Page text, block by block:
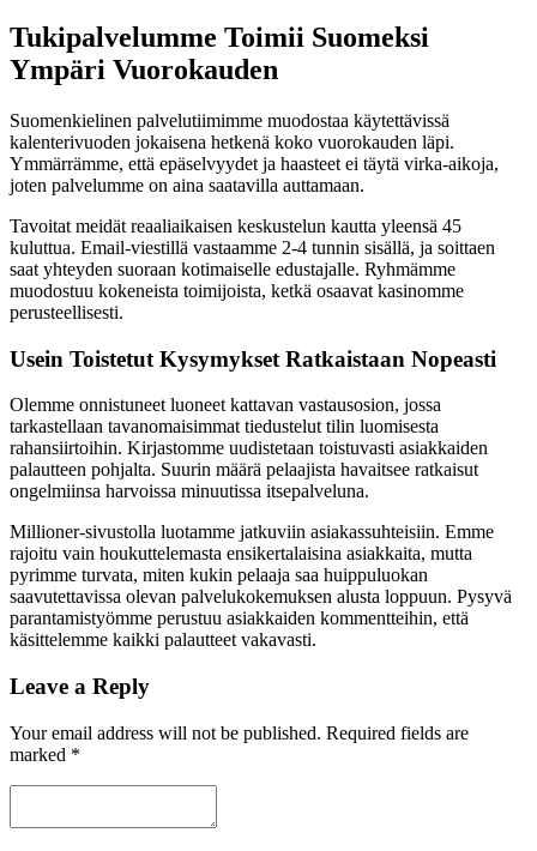
Tukipalvelumme Toimii Suomeksi
Ympäri Vuorokauden
Suomenkielinen palvelutiimimme muodostaa käytettävissä
kalenterivuoden jokaisena hetkenä koko vuorokauden läpi.
Ymmärrämme, että epäselvyydet ja haasteet ei täytä virka-aikoja,
joten palvelumme on aina saatavilla auttamaan.
Tavoitat meidät reaaliaikaisen keskustelun kautta yleensä 45
kuluttua. Email-viestillä vastaamme 2-4 tunnin sisällä, ja soittaen
saat yhteyden suoraan kotimaiselle edustajalle. Ryhmämme
muodostuu kokeneista toimijoista, ketkä osaavat kasinomme
perusteellisesti.
Usein Toistetut Kysymykset Ratkaistaan Nopeasti
Olemme onnistuneet luoneet kattavan vastausosion, jossa
tarkastellaan tavanomaisimmat tiedustelut tilin luomisesta
rahansiirtoihin. Kirjastomme uudistetaan toistuvasti asiakkaiden
palautteen pohjalta. Suurin määrä pelaajista havaitsee ratkaisut
ongelmiinsa harvoissa minuutissa itsepalveluna.
Millioner-sivustolla luotamme jatkuviin asiakassuhteisiin. Emme
rajoitu vain houkuttelemasta ensikertalaisina asiakkaita, mutta
pyrimme turvata, miten kukin pelaaja saa huippuluokan
saavutettavissa olevan palvelukokemuksen alusta loppuun. Pysyvä
parantamistyömme perustuu asiakkaiden kommentteihin, että
käsittelemme kaikki palautteet vakavasti.
Leave a Reply
Your email address will not be published. Required fields are
marked *